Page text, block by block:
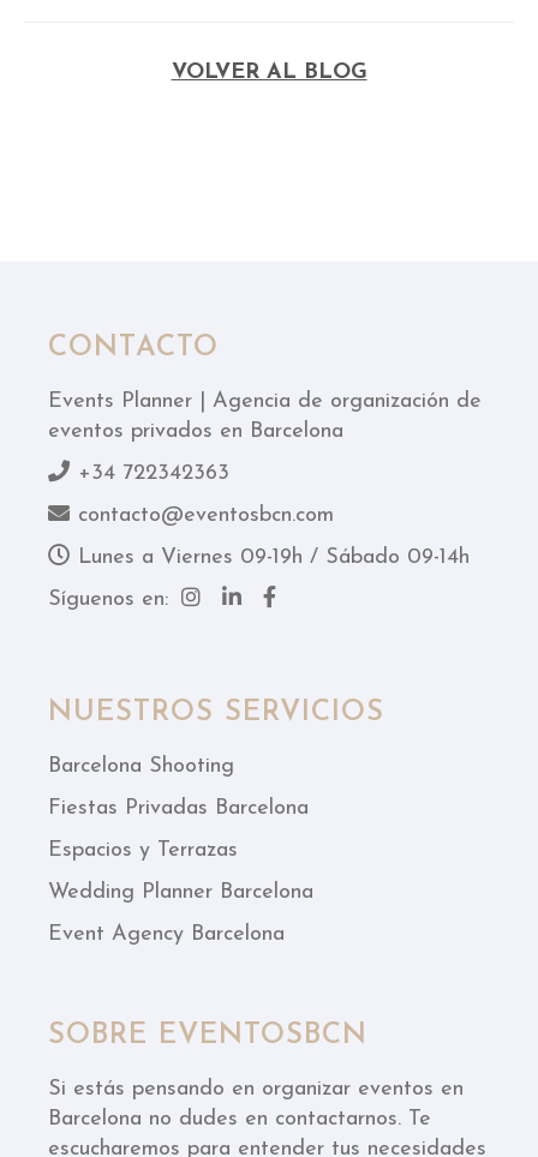
VOLVER AL BLOG
CONTACTO
Events Planner | Agencia de organización de
eventos privados en Barcelona
+34 722342363
contacto@eventosbcn.com
Lunes a Viernes 09-19h / Sábado 09-14h
Síguenos en:
NUESTROS SERVICIOS
Barcelona Shooting
Fiestas Privadas Barcelona
Espacios y Terrazas
Wedding Planner Barcelona
Event Agency Barcelona
SOBRE EVENTOSBCN
Si estás pensando en organizar eventos en
Barcelona no dudes en contactarnos. Te
escucharemos para entender tus necesidades